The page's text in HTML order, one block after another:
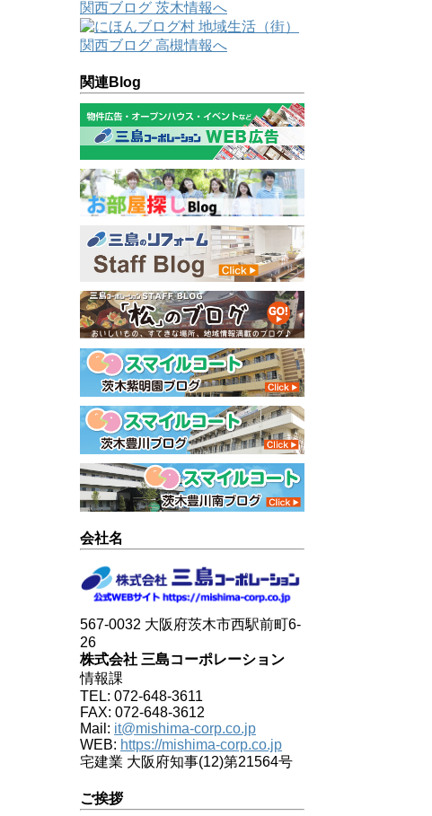
関連Blog
会社名
567-0032 大阪府茨木市西駅前町6-
26
株式会社 三島コーポレーション
情報課
TEL: 072-648-3611
FAX: 072-648-3612
Mail: it@mishima-corp.co.jp
WEB: https://mishima-corp.co.jp
宅建業 大阪府知事(12)第21564号
ご挨拶